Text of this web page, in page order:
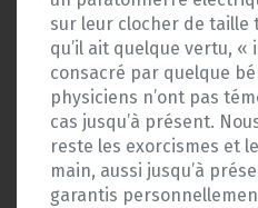
sur leur clocher de taille
qu’il ait quelque vertu, «
consacré par quelque
physiciens n’ont pas
cas jusqu’à présent.
reste les exorcismes et
main, aussi jusqu’à
garantis